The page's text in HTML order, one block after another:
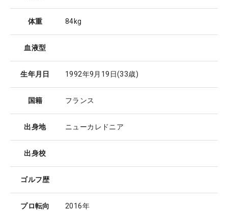
体重 84kg
血液型
生年月日 1992年9月19日(33歳)
国籍 フランス
出身地 ニューカレドニア
出身校
ゴルフ歴
プロ転向 2016年